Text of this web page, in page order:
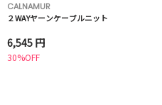
CALNAMUR
２WAYヤーンケーブルニット
6,545 円
30%OFF